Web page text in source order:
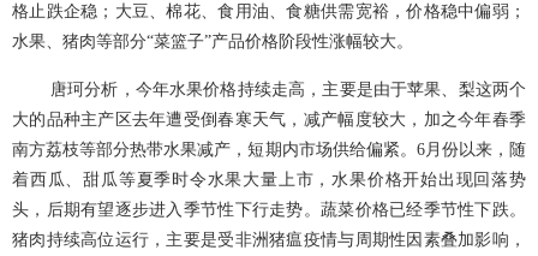
格止跌企稳；大豆、棉花、食用油、食糖供需宽裕，价格稳中偏弱；
水果、猪肉等部分“菜篮子”产品价格阶段性涨幅较大。
唐珂分析，今年水果价格持续走高，主要是由于苹果、梨这两个
大的品种主产区去年遭受倒春寒天气，减产幅度较大，加之今年春季
南方荔枝等部分热带水果减产，短期内市场供给偏紧。 6月份以来，随
着西瓜、甜瓜等夏季时令水果大量上市，水果价格开始出现回落势
头，后期有望逐步进入季节性下行走势。蔬菜价格已经季节性下跌。
猪肉持续高位运行，主要是受非洲猪瘟疫情与周期性因素叠加影响，